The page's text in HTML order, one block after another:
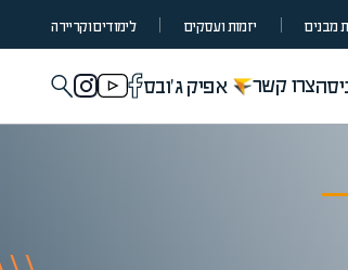
מבנים יזמות ועסקים לימודים וקריירה
צרו קשר אפיק ג'ובס